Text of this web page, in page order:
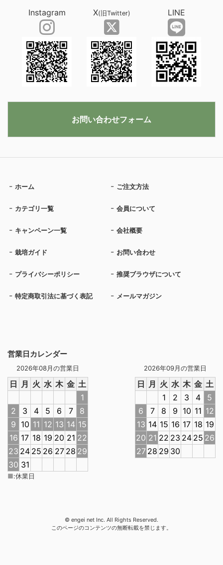
営業日カレンダー
2026年08月の営業日
日 月 火 水 木 金 土
1
2
3 4 5 6 7
8
9 10 11 12 13 14 15
16 17 18 19 20 21 22
23 24 25 26 27 28 29
30 31
2026年09月の営業日
日 月 火 水 木 金 土
1
2 3 4
5
6
7 8 9 10 11 12
13 14 15 16 17 18 19
20 21 22 23 24 25 26
27 28 29 30
■:休業日
ホーム ご注文方法
カテゴリ一覧 会員について
キャンペーン一覧 会社概要
栽培ガイド お問い合わせ
プライバシーポリシー 推奨ブラウザについて
特定商取引法に基づく表記 メールマガジン
Instagram X(旧Twitter) LINE
お問い合わせフォーム
© engei net Inc. All Rights Reserved.
このページのコンテンツの無断転載を禁じます。